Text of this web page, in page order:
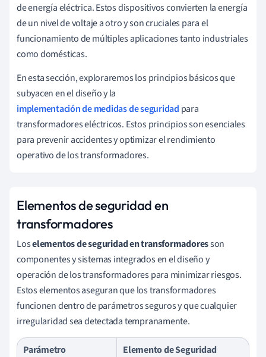
de energía eléctrica. Estos dispositivos convierten la energía
de un nivel de voltaje a otro y son cruciales para el
funcionamiento de múltiples aplicaciones tanto industriales
como domésticas.
En esta sección, exploraremos los principios básicos que
subyacen en el diseño y la
implementación de medidas de seguridad para
transformadores eléctricos. Estos principios son esenciales
para prevenir accidentes y optimizar el rendimiento
operativo de los transformadores.
Elementos de seguridad en
transformadores
Loselementos de seguridad en transformadoresson
componentes y sistemas integrados en el diseño y
operación de los transformadores para minimizar riesgos.
Estos elementos aseguran que los transformadores
funcionen dentro de parámetros seguros y que cualquier
irregularidad sea detectada tempranamente.
Parámetro
Elemento de Seguridad